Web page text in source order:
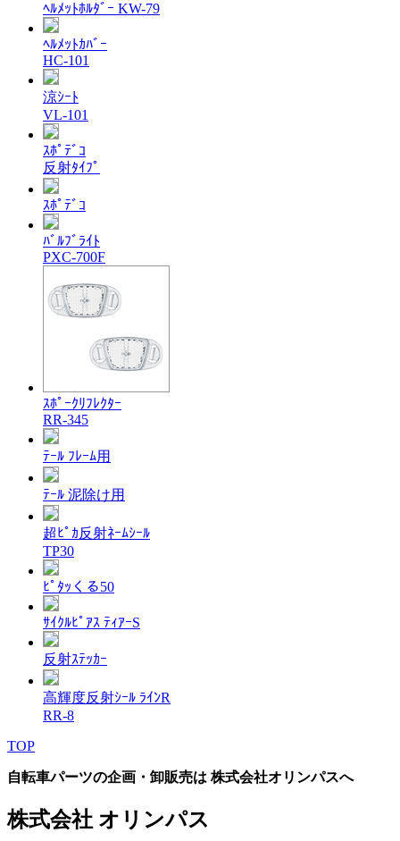
ﾍﾙﾒｯﾄﾎﾙﾀﾞｰ KW-79
ﾍﾙﾒｯﾄｶﾊﾞｰ
HC-101
涼ｼｰﾄ
VL-101
ｽﾎﾟﾃﾞｺ
反射ﾀｲﾌﾟ
ｽﾎﾟﾃﾞｺ
ﾊﾞﾙﾌﾞﾗｲﾄ
PXC-700F
ｽﾎﾟｰｸﾘﾌﾚｸﾀｰ
RR-345
ﾃｰﾙ ﾌﾚｰﾑ用
ﾃｰﾙ 泥除け用
超ﾋﾟｶ反射ﾈｰﾑｼｰﾙ
TP30
ﾋﾟﾀｯくる50
ｻｲｸﾙﾋﾟｱｽ ﾃｨｱｰS
反射ｽﾃｯｶｰ
高輝度反射ｼｰﾙ ﾗｲﾝR
RR-8
TOP
自転車パーツの企画・卸販売は 株式会社オリンパスへ
株式会社 オリンパス